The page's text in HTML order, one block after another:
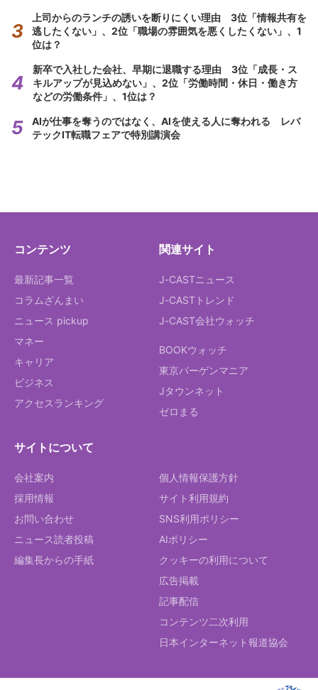
上司からのランチの誘いを断りにくい理由 3位「情報共有を
逃したくない」、2位「職場の雰囲気を悪くしたくない」、1
位は？
新卒で入社した会社、早期に退職する理由 3位「成長・ス
キルアップが見込めない」、2位「労働時間・休日・働き方
などの労働条件」、1位は？
AIが仕事を奪うのではなく、AIを使える人に奪われる レバ
テックIT転職フェアで特別講演会
コンテンツ
最新記事一覧
コラムざんまい
ニュース pickup
マネー
キャリア
ビジネス
アクセスランキング
関連サイト
J-CASTニュース
J-CASTトレンド
J-CAST会社ウォッチ
BOOKウォッチ
東京バーゲンマニア
Jタウンネット
ゼロまる
サイトについて
会社案内
採用情報
お問い合わせ
ニュース読者投稿
編集長からの手紙
個人情報保護方針
サイト利用規約
SNS利用ポリシー
AIポリシー
クッキーの利用について
広告掲載
記事配信
コンテンツ二次利用
日本インターネット報道協会